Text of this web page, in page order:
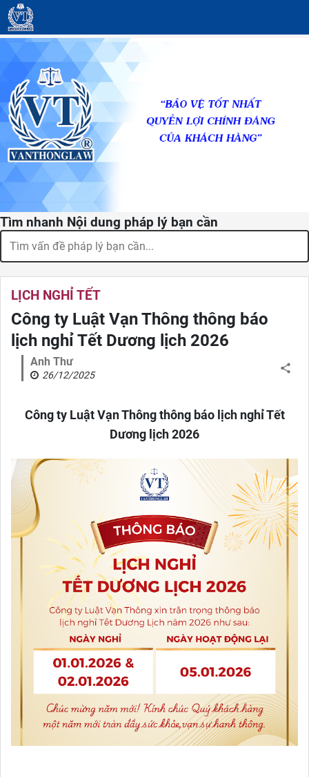
Tìm nhanh Nội dung pháp lý bạn cần
LỊCH NGHỈ TẾT
Công ty Luật Vạn Thông thông báo
lịch nghỉ Tết Dương lịch 2026
Anh Thư
26/12/2025
Công ty Luật Vạn Thông thông báo lịch nghỉ Tết
Dương lịch 2026